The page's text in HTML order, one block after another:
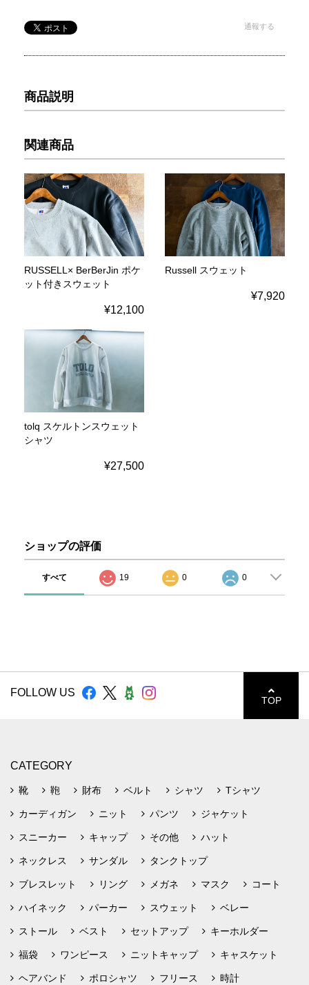
通報する
商品説明
関連商品
RUSSELL× BerBerJin ポケ
ット付きスウェット
¥12,100
Russell スウェット
¥7,920
tolq スケルトンスウェット
シャツ
¥27,500
ショップの評価
すべて 19 0 0
FOLLOW US
TOP
CATEGORY
靴 鞄 財布 ベルト シャツ Tシャツ
カーディガン ニット パンツ ジャケット
スニーカー キャップ その他 ハット
ネックレス サンダル タンクトップ
ブレスレット リング メガネ マスク コート
ハイネック パーカー スウェット ベレー
ストール ベスト セットアップ キーホルダー
福袋 ワンピース ニットキャップ キャスケット
ヘアバンド ポロシャツ フリース 時計